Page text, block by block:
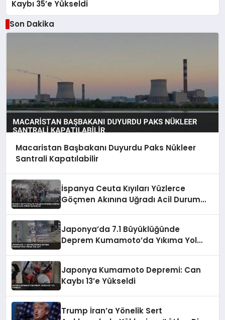
Kaybı 35’e Yükseldi
Son Dakika
Macaristan Başbakanı Duyurdu Paks Nükleer
Santrali Kapatılabilir
İspanya Ceuta Kıyıları Yüzlerce
Göçmen Akınına Uğradı Acil Durum
Japonya’da 7.1 Büyüklüğünde
Deprem Kumamoto’da Yıkıma Yol
Japonya Kumamoto Depremi: Can
Kaybı 13’e Yükseldi
Trump İran’a Yönelik Sert